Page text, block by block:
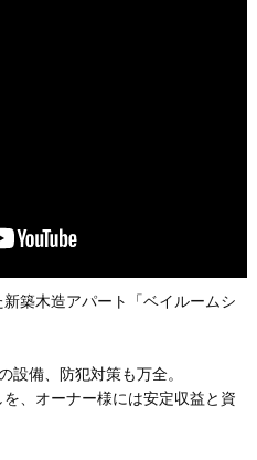
築木造アパート「ベイルームシ
設備、防犯対策も万全。
、オーナー様には安定収益と資